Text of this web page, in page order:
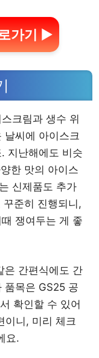
가기 ▶
크림과 생수 위
날씨에 아이스크
지난해에도 비슷
한 맛의 아이스
신제품도 추가
준히 진행되니,
쟁여두는 게 좋
은 간편식에도 간
품목은 GS25 공
확인할 수 있어
이니, 미리 체크
요.